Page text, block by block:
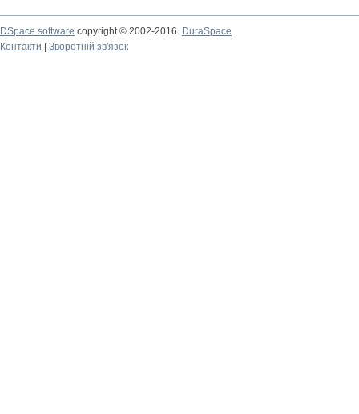
DSpace software copyright © 2002-2016
DuraSpace
Контакти
Зворотній зв'язок